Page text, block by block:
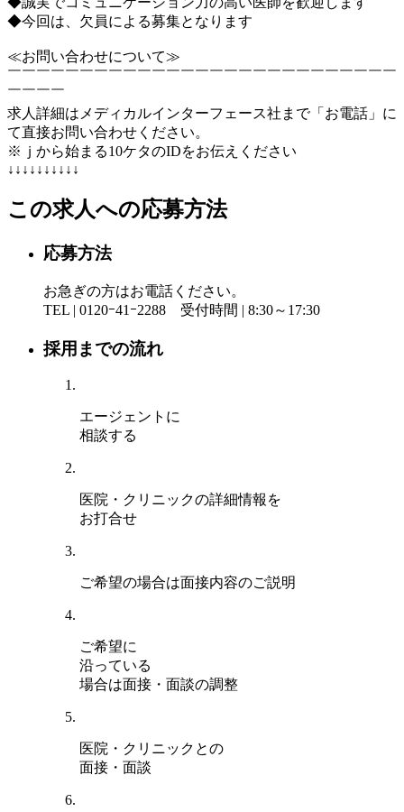
◆今回は、欠員による募集となります
≪お問い合わせについて≫
￣￣￣￣￣￣￣￣￣￣￣￣￣￣￣￣￣￣￣￣￣￣￣￣￣￣￣
￣￣￣￣
求人詳細はメディカルインターフェース社まで「お電話」に
て直接お問い合わせください。
※ｊから始まる10ケタのIDをお伝えください
↓↓↓↓↓↓↓↓↓↓
この求人への応募方法
応募方法
お急ぎの方はお電話ください。
TEL | 0120ｰ41ｰ2288 受付時間 | 8:30～17:30
採用までの流れ
エージェントに
相談する
医院・クリニックの詳細情報を
お打合せ
ご希望の場合は面接内容のご説明
ご希望に
沿っている
場合は面接・面談の調整
医院・クリニックとの
面接・面談